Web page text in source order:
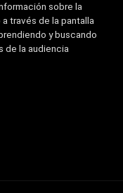
sobre la
través de la pantalla
y buscando
de la audiencia